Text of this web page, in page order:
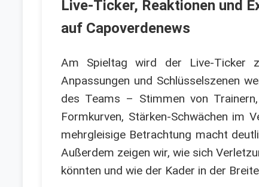
Live-Ticker, Reaktionen und
auf Capoverdenews
Am Spieltag wird der Live-Ticker
Anpassungen und Schlüsselszenen
des Teams – Stimmen von
Formkurven, Stärken-Schwächen im
mehrgleisige Betrachtung macht
Außerdem zeigen wir, wie sich
könnten und wie der Kader in der